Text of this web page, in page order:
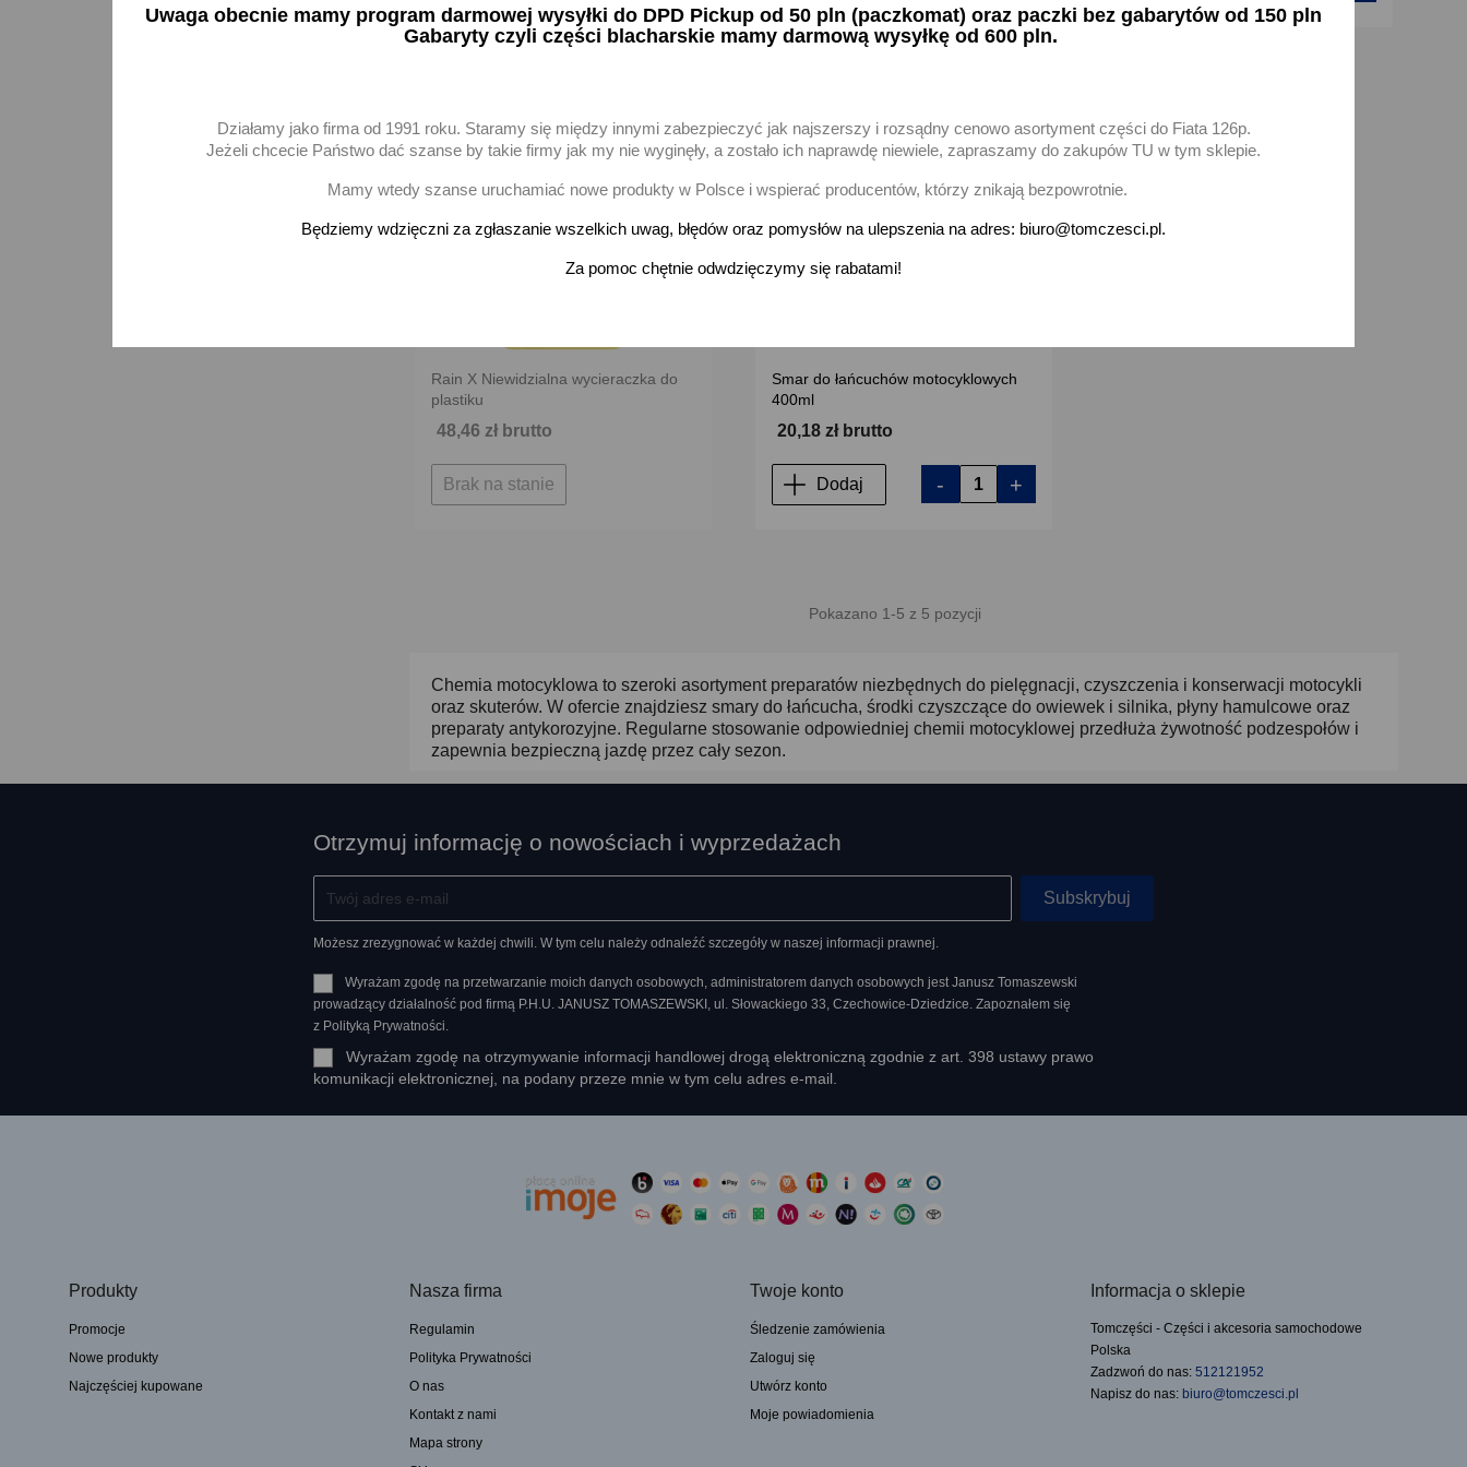
Rain X Niewidzialna wycieraczka do
plastiku
48,46 zł brutto
Brak na stanie
Smar do łańcuchów motocyklowych
400ml
20,18 zł brutto
Dodaj - +
Pokazano 1-5 z 5 pozycji
Chemia motocyklowa to szeroki asortyment preparatów niezbędnych do pielęgnacji, czyszczenia i konserwacji motocykli
oraz skuterów. W ofercie znajdziesz smary do łańcucha, środki czyszczące do owiewek i silnika, płyny hamulcowe oraz
preparaty antykorozyjne. Regularne stosowanie odpowiedniej chemii motocyklowej przedłuża żywotność podzespołów i
zapewnia bezpieczną jazdę przez cały sezon.
Otrzymuj informację o nowościach i wyprzedażach
Możesz zrezygnować w każdej chwili. W tym celu należy odnaleźć szczegóły w naszej informacji prawnej.
Wyrażam zgodę na przetwarzanie moich danych osobowych, administratorem danych osobowych jest Janusz Tomaszewski
prowadzący działalność pod firmą P.H.U. JANUSZ TOMASZEWSKI, ul. Słowackiego 33, Czechowice-Dziedzice. Zapoznałem się
z Polityką Prywatności.
Wyrażam zgodę na otrzymywanie informacji handlowej drogą elektroniczną zgodnie z art. 398 ustawy prawo
komunikacji elektronicznej, na podany przeze mnie w tym celu adres e-mail.
Produkty
Promocje
Nowe produkty
Najczęściej kupowane
Nasza firma
Regulamin
Polityka Prywatności
O nas
Kontakt z nami
Mapa strony
Twoje konto
Śledzenie zamówienia
Zaloguj się
Utwórz konto
Moje powiadomienia
Informacja o sklepie
Tomczęści - Części i akcesoria samochodowe
Polska
Zadzwoń do nas: 512121952
Napisz do nas: biuro@tomczesci.pl
Uwaga obecnie mamy program darmowej wysyłki do DPD Pickup od 50 pln (paczkomat) oraz paczki bez gabarytów od 150 pln
Gabaryty czyli części blacharskie mamy darmową wysyłkę od 600 pln.
Działamy jako firma od 1991 roku. Staramy się między innymi zabezpieczyć jak najszerszy i rozsądny cenowo asortyment części do Fiata 126p.
Jeżeli chcecie Państwo dać szanse by takie firmy jak my nie wyginęły, a zostało ich naprawdę niewiele, zapraszamy do zakupów TU w tym sklepie.
Mamy wtedy szanse uruchamiać nowe produkty w Polsce i wspierać producentów, którzy znikają bezpowrotnie.
Będziemy wdzięczni za zgłaszanie wszelkich uwag, błędów oraz pomysłów na ulepszenia na adres: biuro@tomczesci.pl.
Za pomoc chętnie odwdzięczymy się rabatami!